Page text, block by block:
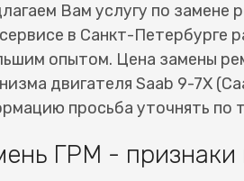
Вам услугу по замене
в Санкт-Петербурге
опытом. Цена замены
двигателя Saab 9-7X
просьба уточнять по
ГРМ - признаки